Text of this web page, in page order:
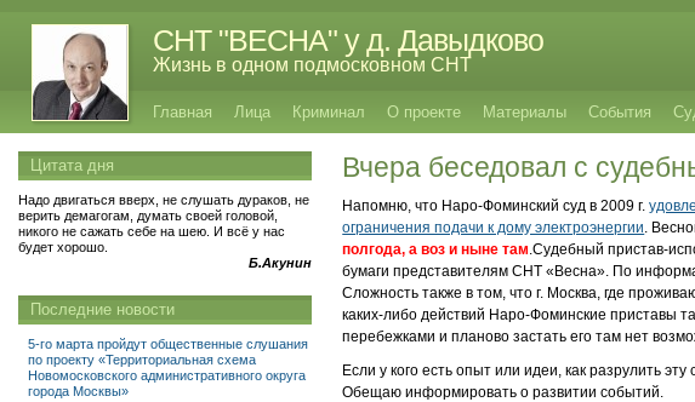
СНТ "ВЕСНА" у д. Давыдково
Жизнь в одном подмосковном СНТ
Главная Лица Криминал О проекте Материалы События
Вчера беседовал с
Напомню, что Наро-Фоминский суд в 2009 г.
ограничения подачи к дому электроэнергии.
полгода, а воз и ныне там.Судебный пристав-
бумаги представителям СНТ «Весна». По
Сложность также в том, что г. Москва, где
каких-либо действий Наро-Фоминские приставы
перебежками и планово застать его там нет
Если у кого есть опыт или идеи, как разрулить
Обещаю информировать о развитии событий.
Цитата дня
Надо двигаться вверх, не слушать дураков, не
верить демагогам, думать своей головой,
никого не сажать себе на шею. И всё у нас
будет хорошо.
Б.Акунин
Последние новости
5-го марта пройдут общественные слушания
по проекту «Территориальная схема
Новомосковского административного округа
города Москвы»